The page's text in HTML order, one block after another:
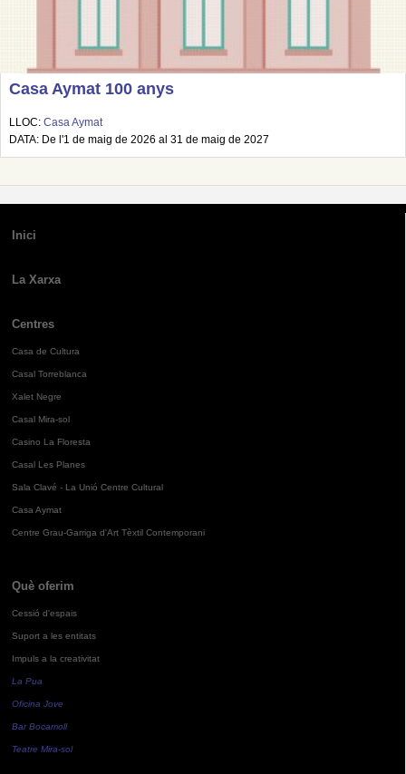
Casa Aymat 100 anys
LLOC: Casa Aymat
DATA: De l'1 de maig de 2026 al 31 de maig de 2027
Inici
La Xarxa
Centres
Casa de Cultura
Casal Torreblanca
Xalet Negre
Casal Mira-sol
Casino La Floresta
Casal Les Planes
Sala Clavé - La Unió Centre Cultural
Casa Aymat
Centre Grau-Garriga d'Art Tèxtil Contemporani
Què oferim
Cessió d'espais
Suport a les entitats
Impuls a la creativitat
La Pua
Oficina Jove
Bar Bocamoll
Teatre Mira-sol